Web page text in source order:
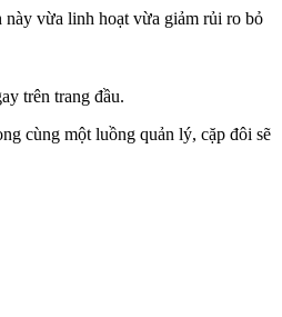
này vừa linh hoạt vừa giảm rủi ro bỏ
trên trang đầu.
cùng một luồng quản lý, cặp đôi sẽ